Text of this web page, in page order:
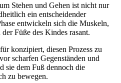
Stehen und Gehen ist nicht nur
ein entscheidender
entwickeln sich die Muskeln,
Füße des Kindes rasant.
konzipiert, diesen Prozess zu
scharfen Gegenständen und
sie dem Fuß dennoch die
zu bewegen.